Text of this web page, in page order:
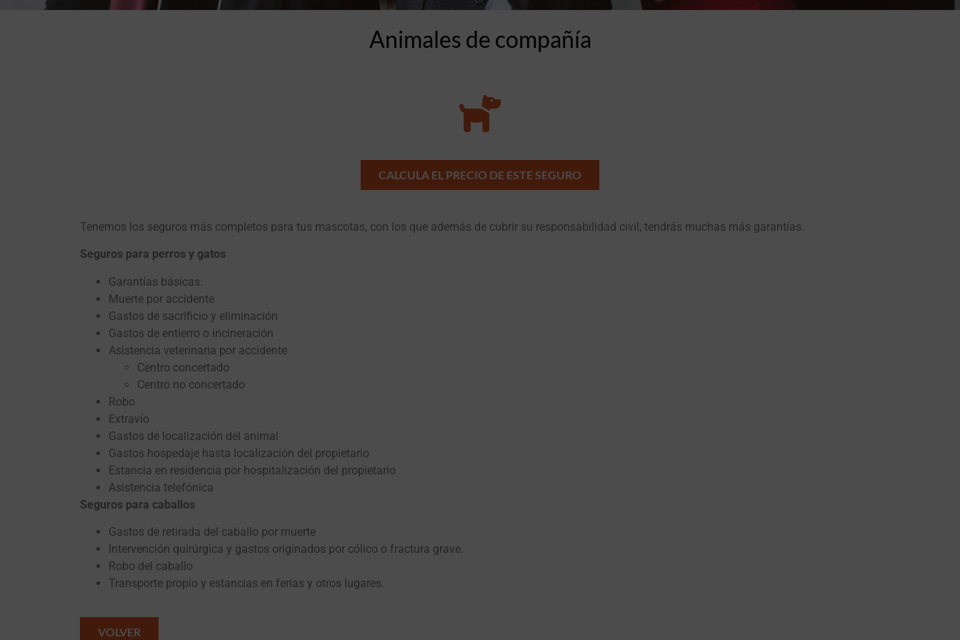
Animales de compañía
CALCULA EL PRECIO DE ESTE SEGURO
Tenemos los seguros más completos para tus mascotas, con los que además de cubrir su responsabilidad civil, tendrás muchas más garantías.
Seguros para perros y gatos
Garantías básicas.
Muerte por accidente
Gastos de sacrificio y eliminación
Gastos de entierro o incineración
Asistencia veterinaria por accidente
Centro concertado
Centro no concertado
Robo
Extravío
Gastos de localización del animal
Gastos hospedaje hasta localización del propietario
Estancia en residencia por hospitalización del propietario
Asistencia telefónica
Seguros para caballos
Gastos de retirada del caballo por muerte
Intervención quirúrgica y gastos originados por cólico o fractura grave.
Robo del caballo
Transporte propio y estancias en ferias y otros lugares.
VOLVER